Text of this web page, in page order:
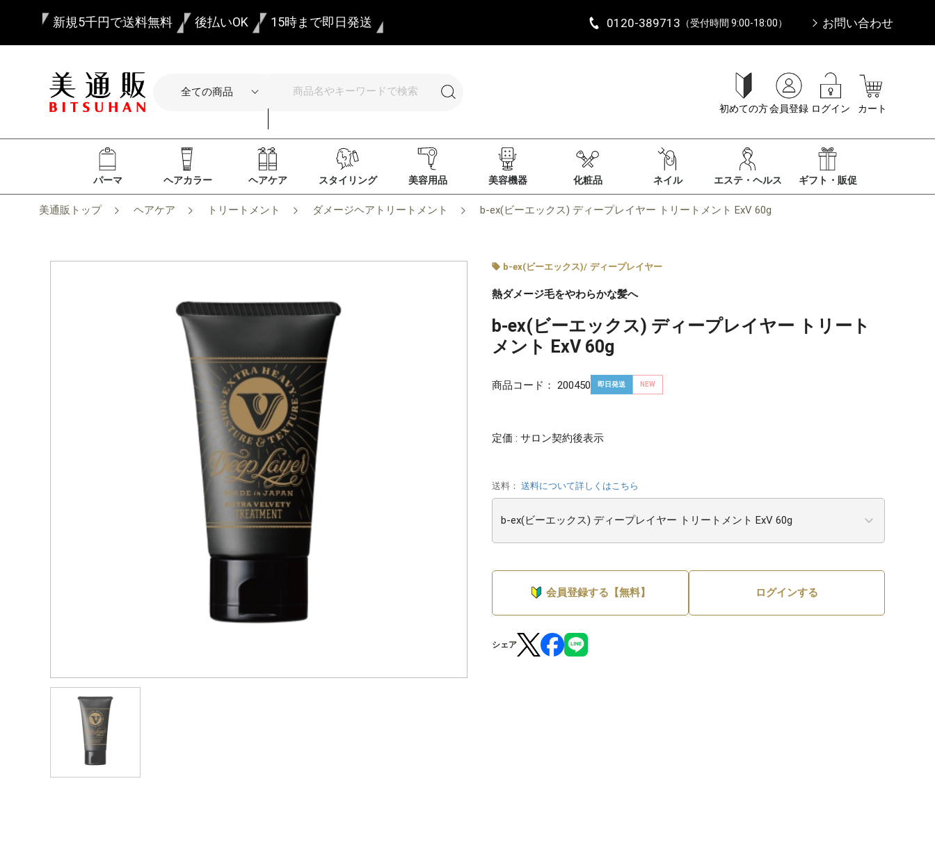
新規5千円で送料無料 後払いOK 15時まで即日発送 0120-389713 （受付時間 9:00-18:00） お問い合わせ
初めての方会員登録 ログイン カート
パーマ ヘアカラー ヘアケア スタイリング 美容用品 美容機器 化粧品 ネイル エステ・ヘルス ギフト・販促
美通販トップ ヘアケア トリートメント ダメージヘアトリートメント b-ex(ビーエックス) ディープレイヤー トリートメント ExV 60g
b-ex(ビーエックス)/ ディープレイヤー
熱ダメージ毛をやわらかな髪へ
b-ex(ビーエックス) ディープレイヤー トリート
メント ExV 60g
商品コード： 200450 即日発送 NEW
定価 : サロン契約後表示
送料： 送料について詳しくはこちら
会員登録する【無料】 ログインする
シェア